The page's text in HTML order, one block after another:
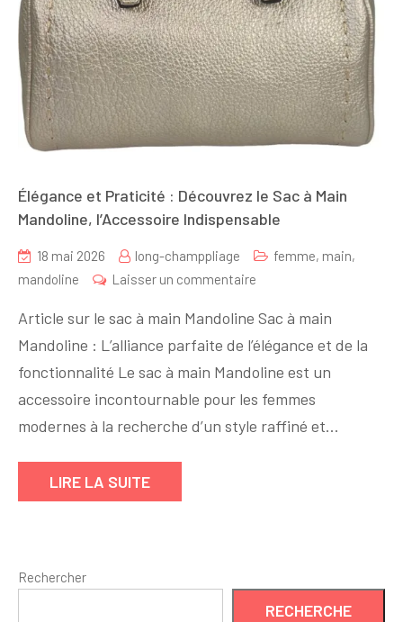
Élégance et Praticité : Découvrez le Sac à Main
Mandoline, l’Accessoire Indispensable
18 mai 2026 long-champpliage femme, main,
mandoline
Laisser un commentaire
et
Praticité
:
Découvrez
Article sur le sac à main Mandoline Sac à main
Mandoline : L’alliance parfaite de l’élégance et de la
fonctionnalité Le sac à main Mandoline est un
accessoire incontournable pour les femmes
modernes à la recherche d’un style raffiné et…
LIRE LA SUITE
Rechercher
RECHERCHE